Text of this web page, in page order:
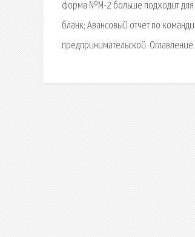
форма №М-2 больше подходит для
бланк; Авансовый отчет по
предпринимательской.